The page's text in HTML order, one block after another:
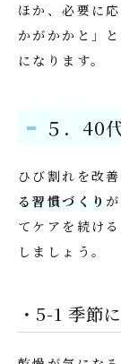
ほか、必要に
かがかかと」
になります。
５．40
ひび割れを改
る習慣づくり
てケアを続け
しましょう。
・5-1 季節